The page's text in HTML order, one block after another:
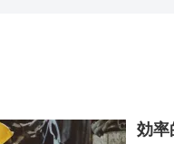
効率